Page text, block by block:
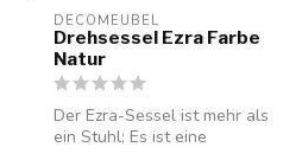
DECOMEUBEL
Drehsessel Ezra Farbe
Natur
Der Ezra-Sessel ist mehr als
ein Stuhl; Es ist eine